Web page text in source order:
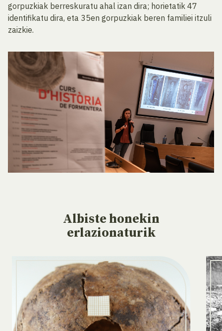
gorpuzkiak berreskuratu ahal izan dira; horietatik 47
identifikatu dira, eta 35en gorpuzkiak beren familiei itzuli
zaizkie.
Albiste honekin
erlazionaturik